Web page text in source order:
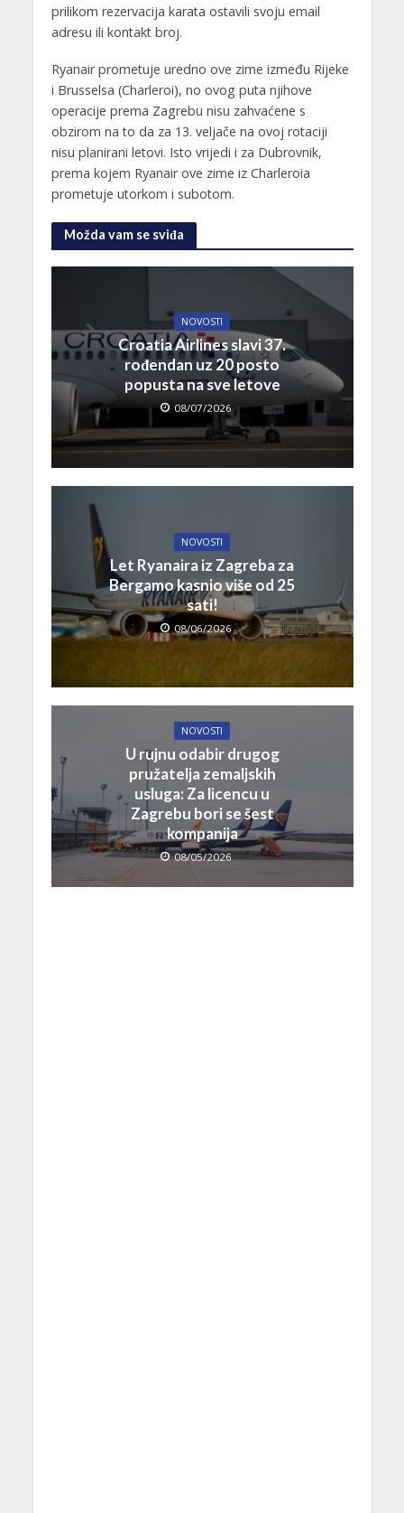
prilikom rezervacija karata ostavili svoju email
adresu ili kontakt broj.
Ryanair prometuje uredno ove zime između Rijeke
i Brusselsa (Charleroi), no ovog puta njihove
operacije prema Zagrebu nisu zahvaćene s
obzirom na to da za 13. veljače na ovoj rotaciji
nisu planirani letovi. Isto vrijedi i za Dubrovnik,
prema kojem Ryanair ove zime iz Charleroia
prometuje utorkom i subotom.
Možda vam se sviđa
NOVOSTI
Croatia Airlines slavi 37.
rođendan uz 20 posto
popusta na sve letove
08/07/2026
NOVOSTI
Let Ryanaira iz Zagreba za
Bergamo kasnio više od 25
sati!
08/06/2026
NOVOSTI
U rujnu odabir drugog
pružatelja zemaljskih
usluga: Za licencu u
Zagrebu bori se šest
kompanija
08/05/2026